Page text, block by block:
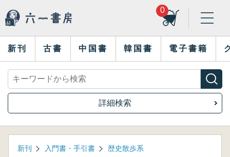
0
新刊 古書 中国書 韓国書 電子書籍
詳細検索
新刊 入門書・手引書 歴史散歩系